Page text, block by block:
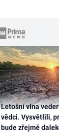
Letošní vlna
vědci. Vysvětlili,
bude zřejmě